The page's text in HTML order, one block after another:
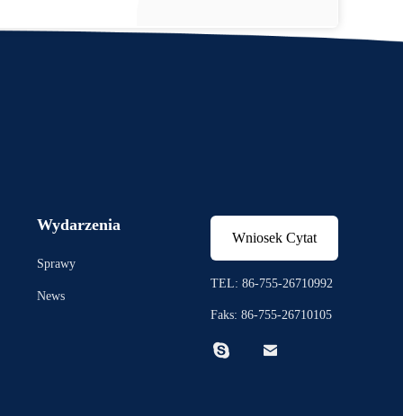
Wydarzenia
Sprawy
News
Wniosek Cytat
TEL: 86-755-26710992
Faks: 86-755-26710105
 